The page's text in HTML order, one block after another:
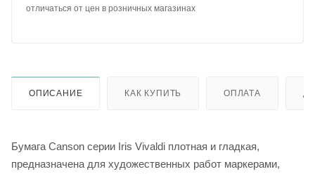
отличаться от цен в розничных магазинах
ОПИСАНИЕ КАК КУПИТЬ ОПЛАТА
Бумага Canson серии Iris Vivaldi плотная и гладкая,
предназначена для художественных работ маркерами,